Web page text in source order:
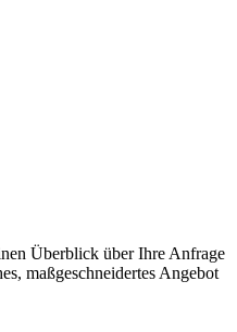
Überblick über Ihre Anfrage
maßgeschneidertes Angebot